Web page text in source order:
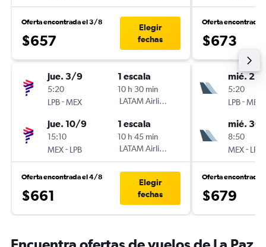
Oferta encontrada el 3/8
$657
Elegir
fechas
jue. 3/9
5:20
LPB-MEX
1 escala
10 h 30 min
LATAM Airlines
jue. 10/9
15:10
MEX- LPB
1 escala
10 h 45 min
LATAM Airlines
Oferta encontrada el 4/8
$661
Elegir
fechas
Oferta encontrada
$673
mié.
5:20
LPB-MEX
mié.
8:50
MEX- LPB
Oferta encontrada
$679